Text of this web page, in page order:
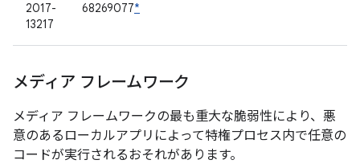
2017-
13217
68269077*
メディア フレームワーク
メディア フレームワークの最も重大な脆弱性により、悪
意のあるローカルアプリによって特権プロセス内で任意の
コードが実行されるおそれがあります。